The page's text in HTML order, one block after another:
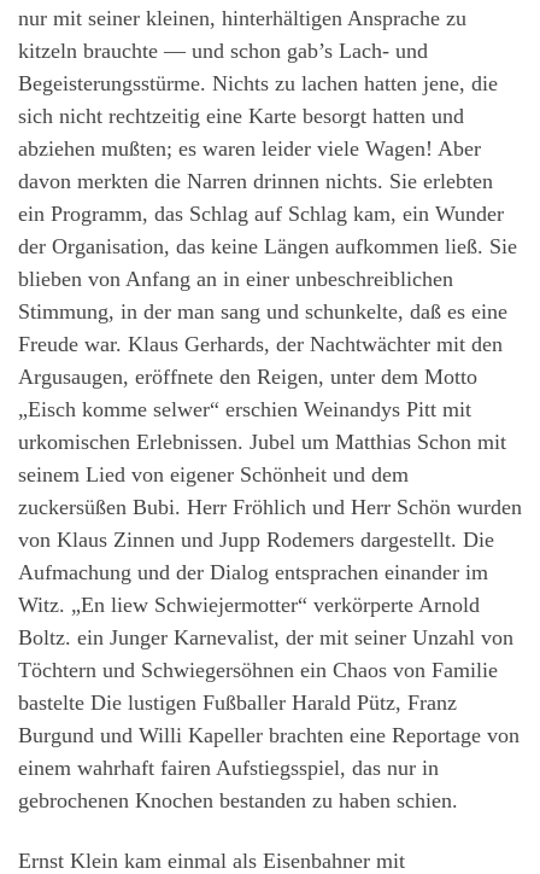
nur mit seiner kleinen, hinterhältigen Ansprache zu
kitzeln brauchte — und schon gab’s Lach- und
Begeisterungsstürme. Nichts zu lachen hatten jene, die
sich nicht rechtzeitig eine Karte besorgt hatten und
abziehen mußten; es waren leider viele Wagen! Aber
davon merkten die Narren drinnen nichts. Sie erlebten
ein Programm, das Schlag auf Schlag kam, ein Wunder
der Organisation, das keine Längen aufkommen ließ. Sie
blieben von Anfang an in einer unbeschreiblichen
Stimmung, in der man sang und schunkelte, daß es eine
Freude war. Klaus Gerhards, der Nachtwächter mit den
Argusaugen, eröffnete den Reigen, unter dem Motto
„Eisch komme selwer“ erschien Weinandys Pitt mit
urkomischen Erlebnissen. Jubel um Matthias Schon mit
seinem Lied von eigener Schönheit und dem
zuckersüßen Bubi. Herr Fröhlich und Herr Schön wurden
von Klaus Zinnen und Jupp Rodemers dargestellt. Die
Aufmachung und der Dialog entsprachen einander im
Witz. „En liew Schwiejermotter“ verkörperte Arnold
Boltz. ein Junger Karnevalist, der mit seiner Unzahl von
Töchtern und Schwiegersöhnen ein Chaos von Familie
bastelte Die lustigen Fußballer Harald Pütz, Franz
Burgund und Willi Kapeller brachten eine Reportage von
einem wahrhaft fairen Aufstiegsspiel, das nur in
gebrochenen Knochen bestanden zu haben schien.
Ernst Klein kam einmal als Eisenbahner mit